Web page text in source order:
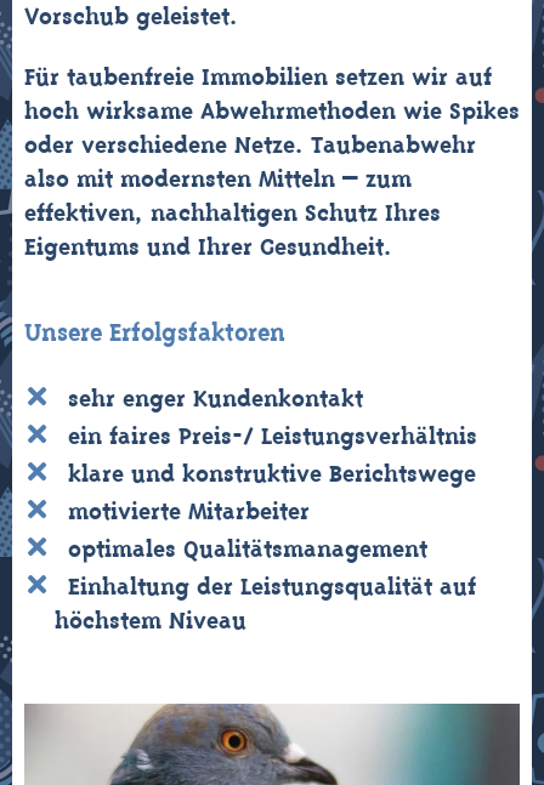
Vorschub geleistet.
Für taubenfreie Immobilien setzen wir auf
hoch wirksame Abwehrmethoden wie Spikes
oder verschiedene Netze. Taubenabwehr
also mit modernsten Mitteln – zum
effektiven, nachhaltigen Schutz Ihres
Eigentums und Ihrer Gesundheit.
Unsere Erfolgsfaktoren
sehr enger Kundenkontakt
ein faires Preis-/ Leistungsverhältnis
klare und konstruktive Berichtswege
motivierte Mitarbeiter
optimales Qualitätsmanagement
Einhaltung der Leistungsqualität auf
höchstem Niveau